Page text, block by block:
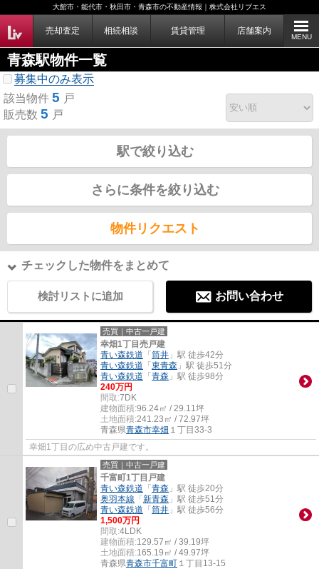
大館市・能代市・秋田市・青森市の不動産情報｜株式会社リブエス
売却査定 相続相談 賃貸管理 店舗案内
MENU
青森駅物件一覧
募集中のみ表示
該当物件 5 戸
販売数 5 戸
駅で絞り込む
さらに条件を絞り込む
物件リクエスト
チェックした物件をまとめて
検討リストに追加 お問い合わせ
売買｜中古一戸建
幸畑1丁目売戸建
青い森鉄道 「 筒井 」駅 徒歩42分
青い森鉄道 「 東青森 」駅 徒歩51分
青い森鉄道 「 青森 」駅 徒歩98分
240万円
間取:7DK
建物面積:96.24㎡ / 29.11坪
土地面積:241.23㎡ / 72.97坪
青森県青森市幸畑 １丁目33-3
幸畑1丁目の広め中古戸建です。
売買｜中古一戸建
千富町1丁目戸建
青い森鉄道 「 青森 」駅 徒歩20分
奥羽本線 「 新青森 」駅 徒歩51分
青い森鉄道 「 筒井 」駅 徒歩56分
1,500万円
間取:4LDK
建物面積:129.57㎡ / 39.19坪
土地面積:165.19㎡ / 49.97坪
青森県青森市千富町 １丁目13-15